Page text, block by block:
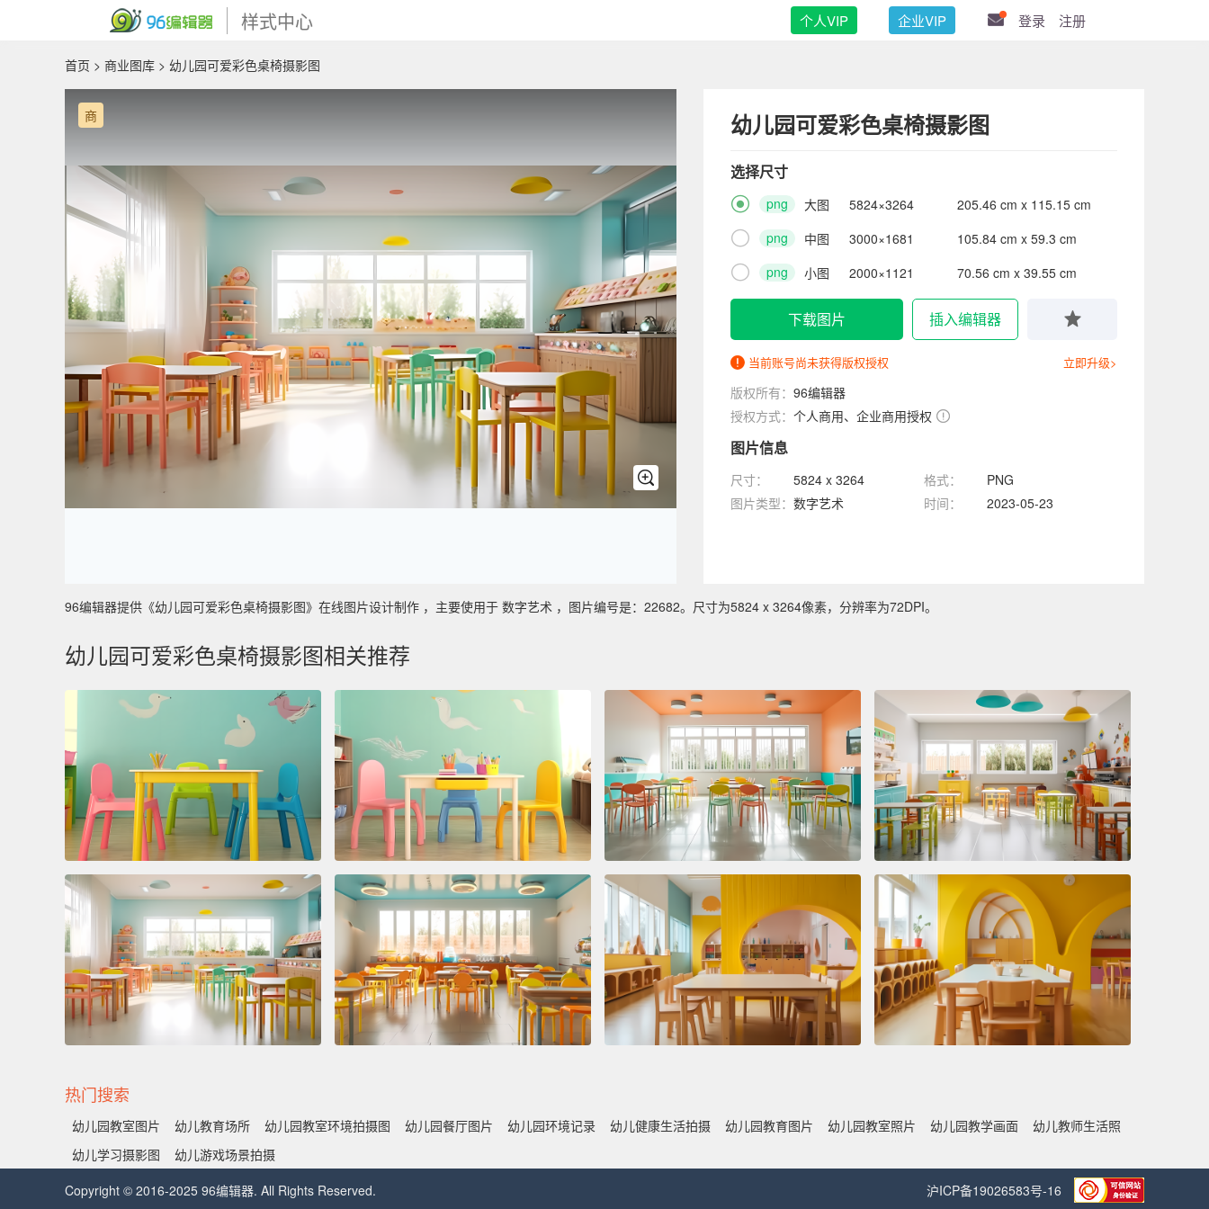
样式中心 个人VIP 企业VIP 登录 注册
首页 > 商业图库 > 幼儿园可爱彩色桌椅摄影图
商 幼儿园可爱彩色桌椅摄影图
选择尺寸
 png 大图 5824×3264 205.46 cm x 115.15 cm
 png 中图 3000×1681 105.84 cm x 59.3 cm
 png 小图 2000×1121 70.56 cm x 39.55 cm
下载图片 插入编辑器
当前账号尚未获得版权授权 立即升级>
版权所有： 96编辑器
授权方式： 个人商用、企业商用授权
图片信息
尺寸： 5824 x 3264 格式：
PNG
图片类型： 数字艺术 时间： 2023-05-23
96编辑器提供《幼儿园可爱彩色桌椅摄影图》在线图片设计制作 ，主要使用于 数字艺术 ，图片编号是：22682。尺寸为5824 x 3264像素，分辨率为72DPI。
幼儿园可爱彩色桌椅摄影图相关推荐
热门搜索
幼儿园教室图片 幼儿教育场所 幼儿园教室环境拍摄图 幼儿园餐厅图片 幼儿园环境记录 幼儿健康生活拍摄 幼儿园教育图片 幼儿园教室照片 幼儿园教学画面
幼儿教师生活照
幼儿学习摄影图
幼儿游戏场景拍摄
Copyright © 2016-2025 96编辑器. All Rights Reserved.
沪ICP备19026583号-16